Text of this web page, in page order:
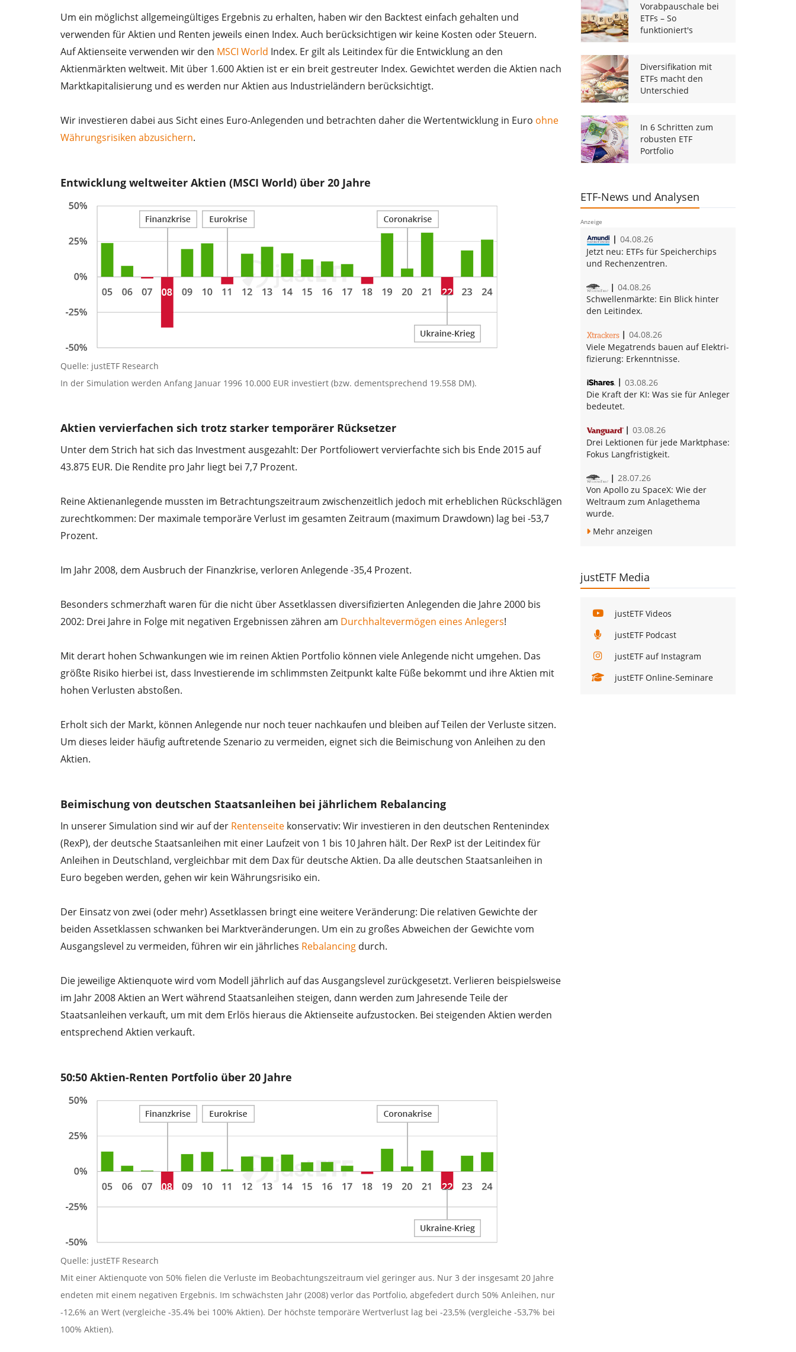
Um ein möglichst allgemeingültiges Ergebnis zu erhalten, haben wir den Backtest einfach gehalten und
verwenden für Aktien und Renten jeweils einen Index. Auch berücksichtigen wir keine Kosten oder Steuern.
Auf Aktienseite verwenden wir den MSCI World Index. Er gilt als Leitindex für die Entwicklung an den
Aktienmärkten weltweit. Mit über 1.600 Aktien ist er ein breit gestreuter Index. Gewichtet werden die Aktien nach
Marktkapitalisierung und es werden nur Aktien aus Industrieländern berücksichtigt.
Wir investieren dabei aus Sicht eines Euro-Anlegenden und betrachten daher die Wertentwicklung in Euro ohne
Währungsrisiken abzusichern.
Entwicklung weltweiter Aktien (MSCI World) über 20 Jahre
Quelle: justETF Research
In der Simulation werden Anfang Januar 1996 10.000 EUR investiert (bzw. dementsprechend 19.558 DM).
Aktien vervierfachen sich trotz starker temporärer Rücksetzer
Unter dem Strich hat sich das Investment ausgezahlt: Der Portfoliowert vervierfachte sich bis Ende 2015 auf
43.875 EUR. Die Rendite pro Jahr liegt bei 7,7 Prozent.
Reine Aktienanlegende mussten im Betrachtungszeitraum zwischenzeitlich jedoch mit erheblichen Rückschlägen
zurechtkommen: Der maximale temporäre Verlust im gesamten Zeitraum (maximum Drawdown) lag bei -53,7
Prozent.
Im Jahr 2008, dem Ausbruch der Finanzkrise, verloren Anlegende -35,4 Prozent.
Besonders schmerzhaft waren für die nicht über Assetklassen diversifizierten Anlegenden die Jahre 2000 bis
2002: Drei Jahre in Folge mit negativen Ergebnissen zähren am Durchhaltevermögen eines Anlegers!
Mit derart hohen Schwankungen wie im reinen Aktien Portfolio können viele Anlegende nicht umgehen. Das
größte Risiko hierbei ist, dass Investierende im schlimmsten Zeitpunkt kalte Füße bekommt und ihre Aktien mit
hohen Verlusten abstoßen.
Erholt sich der Markt, können Anlegende nur noch teuer nachkaufen und bleiben auf Teilen der Verluste sitzen.
Um dieses leider häufig auftretende Szenario zu vermeiden, eignet sich die Beimischung von Anleihen zu den
Aktien.
Beimischung von deutschen Staatsanleihen bei jährlichem Rebalancing
In unserer Simulation sind wir auf der Rentenseite konservativ: Wir investieren in den deutschen Rentenindex
(RexP), der deutsche Staatsanleihen mit einer Laufzeit von 1 bis 10 Jahren hält. Der RexP ist der Leitindex für
Anleihen in Deutschland, vergleichbar mit dem Dax für deutsche Aktien. Da alle deutschen Staatsanleihen in
Euro begeben werden, gehen wir kein Währungsrisiko ein.
Der Einsatz von zwei (oder mehr) Assetklassen bringt eine weitere Veränderung: Die relativen Gewichte der
beiden Assetklassen schwanken bei Marktveränderungen. Um ein zu großes Abweichen der Gewichte vom
Ausgangslevel zu vermeiden, führen wir ein jährliches Rebalancing durch.
Die jeweilige Aktienquote wird vom Modell jährlich auf das Ausgangslevel zurückgesetzt. Verlieren beispielsweise
im Jahr 2008 Aktien an Wert während Staatsanleihen steigen, dann werden zum Jahresende Teile der
Staatsanleihen verkauft, um mit dem Erlös hieraus die Aktienseite aufzustocken. Bei steigenden Aktien werden
entsprechend Aktien verkauft.
50:50 Aktien-Renten Portfolio über 20 Jahre
Quelle: justETF Research
Mit einer Aktienquote von 50% fielen die Verluste im Beobachtungszeitraum viel geringer aus. Nur 3 der insgesamt 20 Jahre
endeten mit einem negativen Ergebnis. Im schwächsten Jahr (2008) verlor das Portfolio, abgefedert durch 50% Anleihen, nur
-12,6% an Wert (vergleiche -35.4% bei 100% Aktien). Der höchste temporäre Wertverlust lag bei -23,5% (vergleiche -53,7% bei
100% Aktien).
Vorabpauschale bei
ETFs – So
funktioniert's
Diversifikation mit
ETFs macht den
Unterschied
In 6 Schritten zum
robusten ETF
Portfolio
ETF-News und Analysen
Anzeige
04.08.26
Jetzt neu: ETFs für Speicherchips
und Rechenzentren.
04.08.26
Schwellenmärkte: Ein Blick hinter
den Leitindex.
04.08.26
Vie­le Me­ga­trends bau­en auf Elek­tri­
fi­zie­rung: Erkenntnisse.
03.08.26
Die Kraft der KI: Was sie für Anleger
bedeutet.
03.08.26
Drei Lektionen für jede Marktphase:
Fokus Langfristigkeit.
28.07.26
Von Apollo zu SpaceX: Wie der
Weltraum zum Anlagethema
wurde.
Mehr anzeigen
justETF Media
justETF Videos
justETF Podcast
justETF auf Instagram
justETF Online-Seminare